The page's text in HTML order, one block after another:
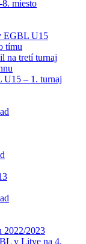
miesto
EGBL U15
tímu
na tretí turnaj
– 1. turnaj
2022/2023
v Litve na 4.